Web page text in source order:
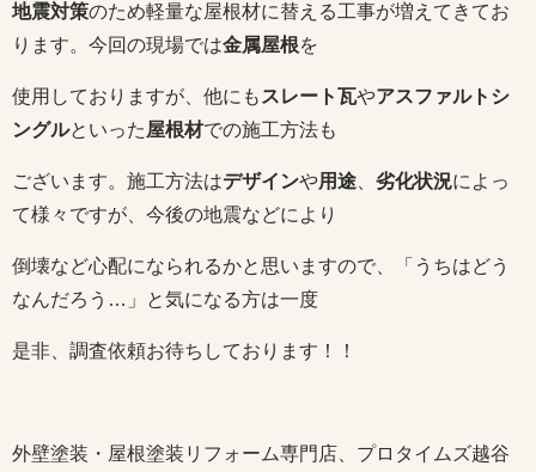
地震対策のため軽量な屋根材に替える工事が増えてきてお
ります。今回の現場では金属屋根を
使用しておりますが、他にも スレート瓦やアスファルトシ
ングルといった屋根材での施工方法も
ございます。施工方法はデザインや用途 劣化状況によっ
て様々ですが、今後の地震などにより
倒壊など心配になられるかと思いますので、「うちはどう
なんだろう…」と気になる方は一度
是非、調査依頼お待ちしております！！
外壁塗装・屋根塗装リフォーム専門店、プロタイムズ越谷